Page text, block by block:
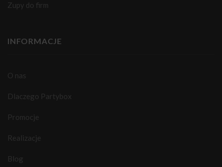
Zupy do firm
INFORMACJE
O nas
Dlaczego Partybox
Promocje
Realizacje
Blog